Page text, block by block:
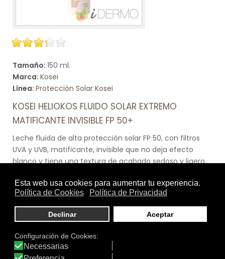
Tamaño: 150 ml.
Marca: Kosei
Línea: Protección Solar Kosei
KOSEI HELIOKOS FLUIDO SOLAR EXTREMO
MATIFICANTE INVISIBLE FP 50+
Leche fluida de alta protección solar FP 50, con filtros
UVA y UVB, matificante, invisible que no deja efecto
blanco y tiene una textura de acabado sedoso y ligero.
el efecto “cara blanca”, que presenta una textura de
acabado seco y ultraligero. Desarrollado en Canarias,
donde tenemos el mayor número de horas de sol de
Europa. Óptima protección FP 50+ reforzada contra los
Ver producto